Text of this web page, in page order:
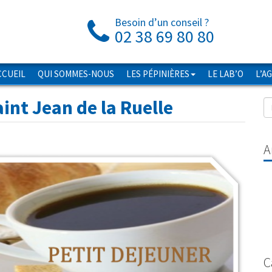
Besoin d’un conseil ?
02 38 69 80 80
QUI SOMMES-NOUS LES PÉPINIÈRES LE LAB’O
Jean de la Ruelle